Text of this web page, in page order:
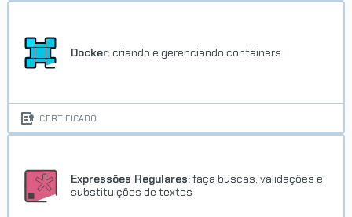
Docker: criando e gerenciando containers
CERTIFICADO
Expressões Regulares:faça buscas, validações e
substituições de textos